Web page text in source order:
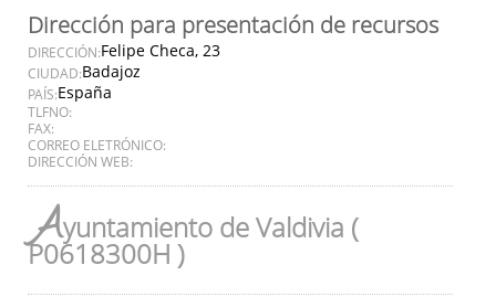
Dirección para presentación de recursos
DIRECCIÓN:Felipe Checa, 23
CIUDAD:Badajoz
PAÍS:España
TLFNO:
FAX:
CORREO ELETRÓNICO:
DIRECCIÓN WEB:
Ayuntamiento de Valdivia (
P0618300H )